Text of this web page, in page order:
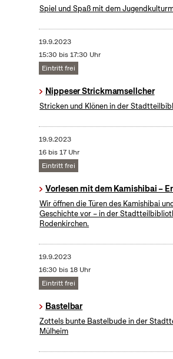
Spiel und Spaß mit dem
19.9.2023
15:30 bis 17:30 Uhr
Eintritt frei
Nippeser Strickmamsellcher
Stricken und Klönen in der
19.9.2023
16 bis 17 Uhr
Eintritt frei
Vorlesen mit dem Kamishibai –
Wir öffnen die Türen des Kamishibai
Geschichte vor – in der
Rodenkirchen.
19.9.2023
16:30 bis 18 Uhr
Eintritt frei
Bastelbar
Zottels bunte Bastelbude in der
Mülheim